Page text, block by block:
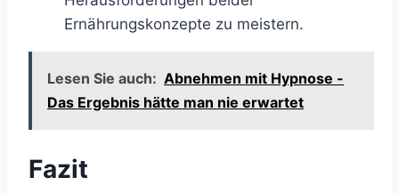
Ernährungskonzepte zu meistern.
Lesen Sie auch: Abnehmen mit Hypnose -
Das Ergebnis hätte man nie erwartet
Fazit